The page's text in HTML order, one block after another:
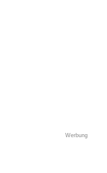
Werbung